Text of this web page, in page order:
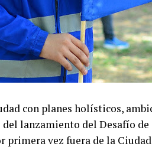
con planes holísticos,
del lanzamiento del Desafío
primera vez fuera de la